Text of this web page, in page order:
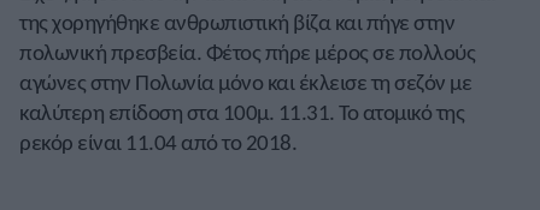
της χορηγήθηκε ανθρωπιστική βίζα και πήγε στην
πολωνική πρεσβεία. Φέτος πήρε μέρος σε πολλούς
αγώνες στην Πολωνία μόνο και έκλεισε τη σεζόν με
καλύτερη επίδοση στα 100μ. 11.31. Το ατομικό της
ρεκόρ είναι 11.04 από το 2018.